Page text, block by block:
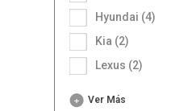
Hyundai (4)
Kia (2)
Lexus (2)
Ver Más